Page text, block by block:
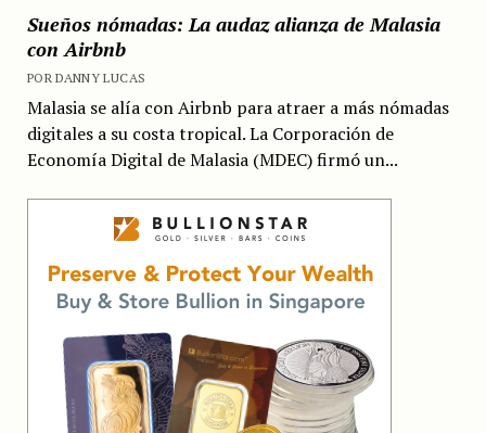
Sueños nómadas: La audaz alianza de Malasia
con Airbnb
POR DANNY LUCAS
Malasia se alía con Airbnb para atraer a más nómadas
digitales a su costa tropical. La Corporación de
Economía Digital de Malasia (MDEC) firmó un...